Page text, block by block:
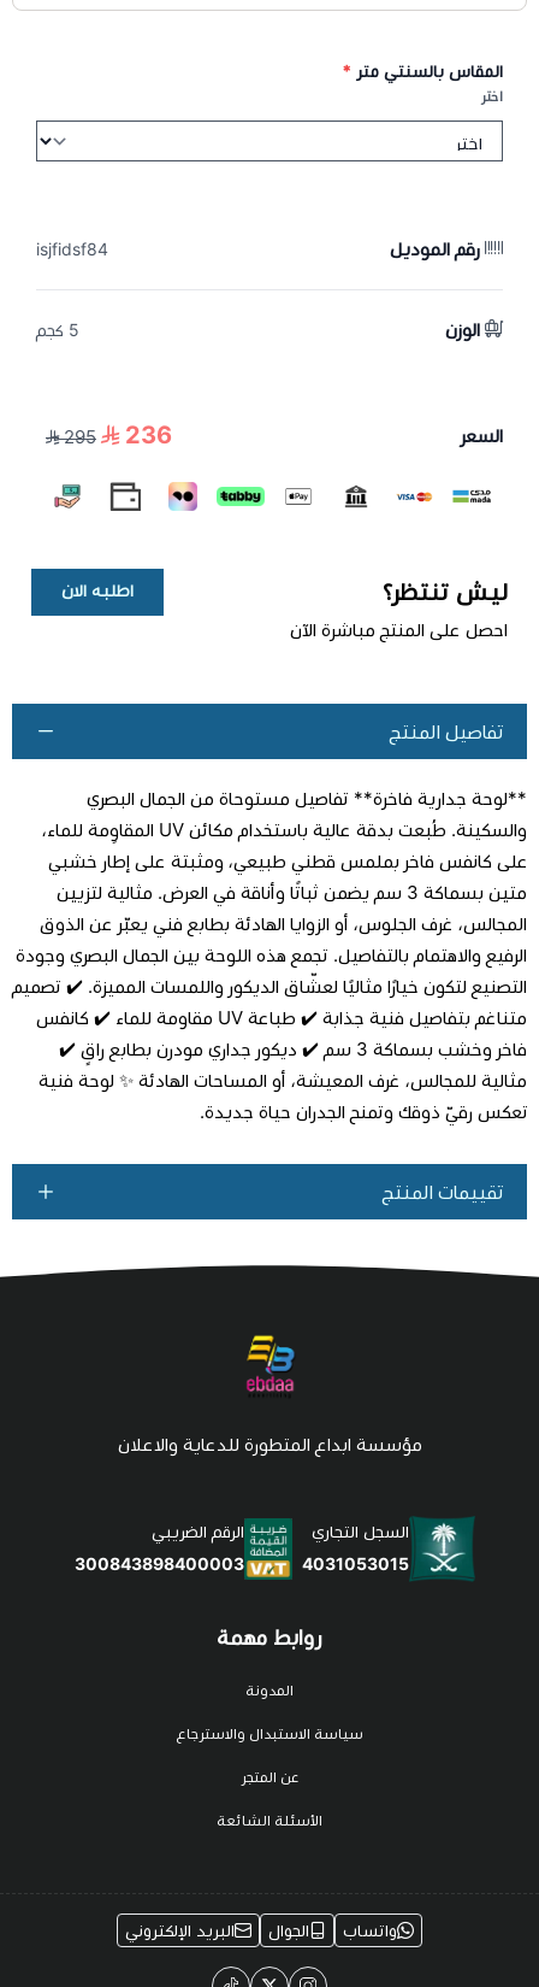
المقاس بالسنتي متر *
اختر
رقم الموديل isjfidsf84
الوزن 5 كجم
السعر 236
295
ليش تنتظر؟
احصل على المنتج مباشرة الآن
اطلبه الان
اطلب المنتج
تفاصيل المنتج
**لوحة جدارية فاخرة** تفاصيل مستوحاة من الجمال البصري
والسكينة. طُبعت بدقة عالية باستخدام مكائن UV المقاوِمة للماء،
على كانفس فاخر بملمس قطني طبيعي، ومثبتة على إطار خشبي
متين بسماكة 3 سم يضمن ثباتًا وأناقة في العرض. مثالية لتزيين
المجالس، غرف الجلوس، أو الزوايا الهادئة بطابع فني يعبّر عن الذوق
الرفيع والاهتمام بالتفاصيل. تجمع هذه اللوحة بين الجمال البصري وجودة
التصنيع لتكون خيارًا مثاليًا لعشّاق الديكور واللمسات المميزة. ✔️ تصميم
متناغم بتفاصيل فنية جذابة ✔️ طباعة UV مقاومة للماء ✔️ كانفس
فاخر وخشب بسماكة 3 سم ✔️ ديكور جداري مودرن بطابع راقٍ ✔️
مثالية للمجالس، غرف المعيشة، أو المساحات الهادئة ✨ لوحة فنية
تعكس رقيّ ذوقك وتمنح الجدران حياة جديدة.
تقييمات المنتج
روابط مهمة
المدونة
سياسة الاستبدال والاسترجاع
عن المتجر
الأسئلة الشائعة
مؤسسة ابداع المتطورة للدعاية والاعلان
السجل التجاري
4031053015
الرقم الضريبي
300843898400003
واتساب الجوال البريد الإلكتروني